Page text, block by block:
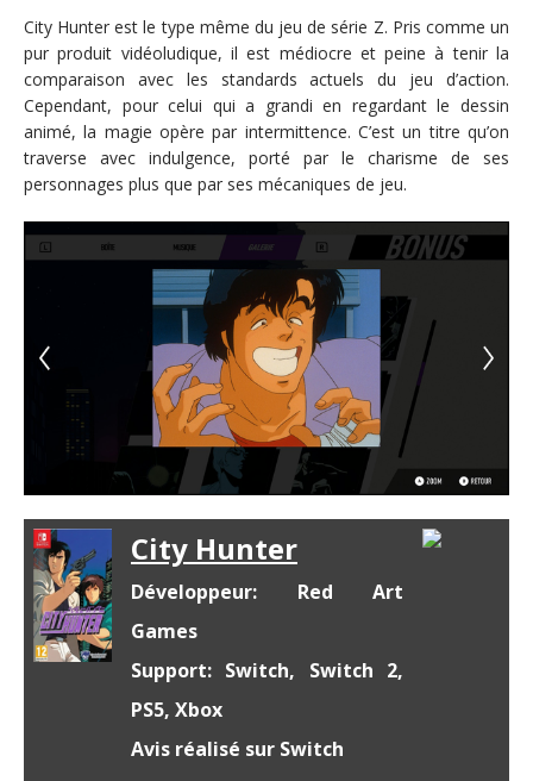
City Hunter est le type même du jeu de série Z. Pris comme un
pur produit vidéoludique, il est médiocre et peine à tenir la
comparaison avec les standards actuels du jeu d’action.
Cependant, pour celui qui a grandi en regardant le dessin
animé, la magie opère par intermittence. C’est un titre qu’on
traverse avec indulgence, porté par le charisme de ses
personnages plus que par ses mécaniques de jeu.
City Hunter
Développeur: Red Art
Games
Support: Switch, Switch 2,
PS5, Xbox
Avis réalisé sur Switch